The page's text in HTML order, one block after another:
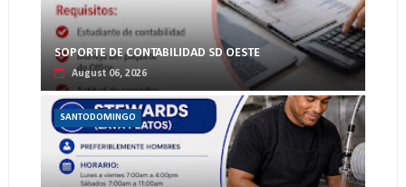
SOPORTE DE CONTABILIDAD SD OESTE
August 06, 2026
SANTODOMINGO